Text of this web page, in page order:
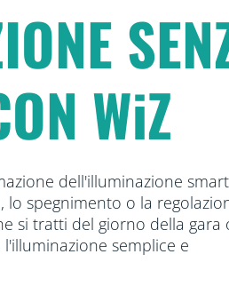
WiZ
dell'illuminazione
lo spegnimento o la
si tratti del giorno della gara
semplice e